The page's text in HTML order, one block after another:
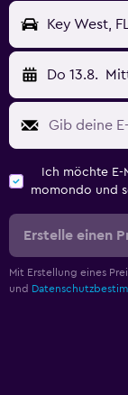
Key West,
Do 13.8.
Ich möchte
momondo und
Erstelle einen
Mit Erstellung eines
und